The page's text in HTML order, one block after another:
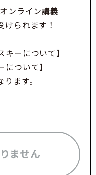
ンライン講義
けられます！
キーについて】
について】
ます。
ません